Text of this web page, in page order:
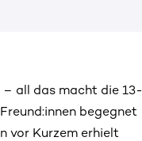
– all das macht die 13-
begegnet
vor Kurzem erhielt